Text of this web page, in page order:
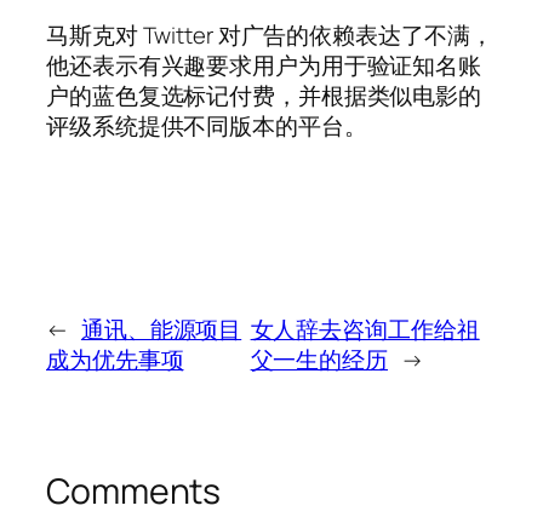
马斯克对 Twitter 对广告的依赖表达了不满，
他还表示有兴趣要求用户为用于验证知名账
户的蓝色复选标记付费，并根据类似电影的
评级系统提供不同版本的平台。
← 通讯、能源项目
成为优先事项
女人辞去咨询工作给祖
父一生的经历 →
Comments